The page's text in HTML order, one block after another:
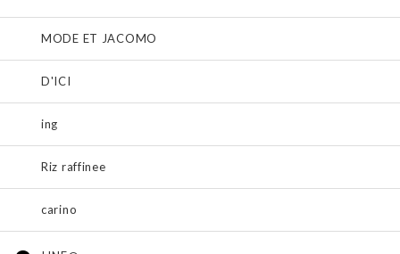
MODE ET JACOMO
D'ICI
ing
Riz raffinee
carino